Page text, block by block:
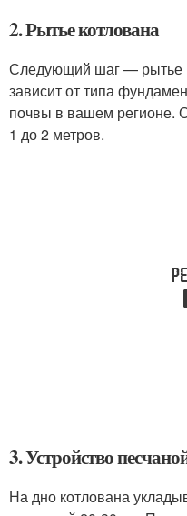
2. Рытье котлована
Следующий шаг — рытье
зависит от типа
почвы в вашем регионе.
1 до 2 метров.
3. Устройство
На дно котлована